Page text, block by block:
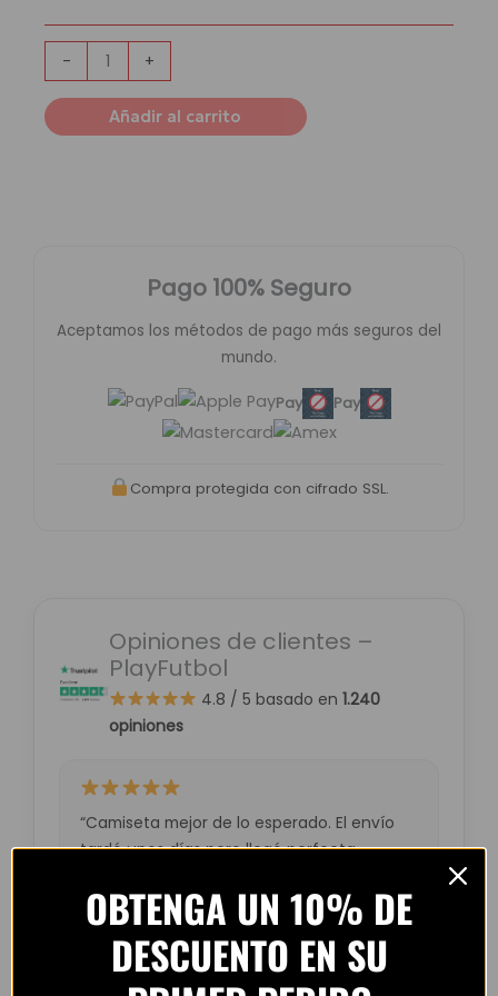
-
|
Sky
cantidad
+
Añadir al carrito
Pago 100% Seguro
Aceptamos los métodos de pago más seguros del
mundo.
Pay Pay
Compra protegida con cifrado SSL.
Opiniones de clientes –
PlayFutbol
4.8 / 5 basado en 1.240
opiniones
“Camiseta mejor de lo esperado. El envío
tardó unos días pero llegó perfecta.
— Laura M. (España)
OBTENGA UN 10% DE
DESCUENTO EN SU